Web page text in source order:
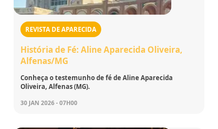
REVISTA DE APARECIDA
História de Fé: Aline Aparecida Oliveira,
Alfenas/MG
Conheça o testemunho de fé de Aline Aparecida
Oliveira, Alfenas (MG).
30 JAN 2026 - 07H00